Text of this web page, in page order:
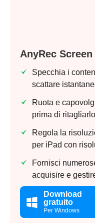
AnyRec
Specchia i
scattare
Ruota e
prima di
Regola la
per iPad con
Fornisci
acquisire e
Download
gratuito
Per Windows